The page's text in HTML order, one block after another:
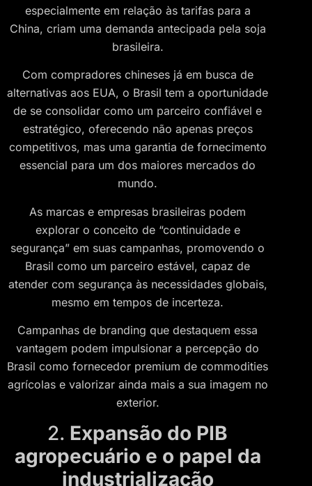
especialmente em relação às tarifas para a
China, criam uma demanda antecipada pela soja
brasileira.
Com compradores chineses já em busca de
alternativas aos EUA, o Brasil tem a oportunidade
de se consolidar como um parceiro confiável e
estratégico, oferecendo não apenas preços
competitivos, mas uma garantia de fornecimento
essencial para um dos maiores mercados do
mundo.
As marcas e empresas brasileiras podem
explorar o conceito de “continuidade e
segurança” em suas campanhas, promovendo o
Brasil como um parceiro estável, capaz de
atender com segurança às necessidades globais,
mesmo em tempos de incerteza.
Campanhas de branding que destaquem essa
vantagem podem impulsionar a percepção do
Brasil como fornecedor premium de commodities
agrícolas e valorizar ainda mais a sua imagem no
exterior.
2. Expansão do PIB
agropecuário e o papel da
industrialização